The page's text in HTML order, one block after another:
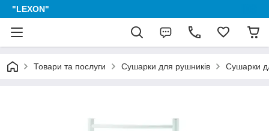
"LEXON"
Товари та послуги Сушарки для рушників Сушарки